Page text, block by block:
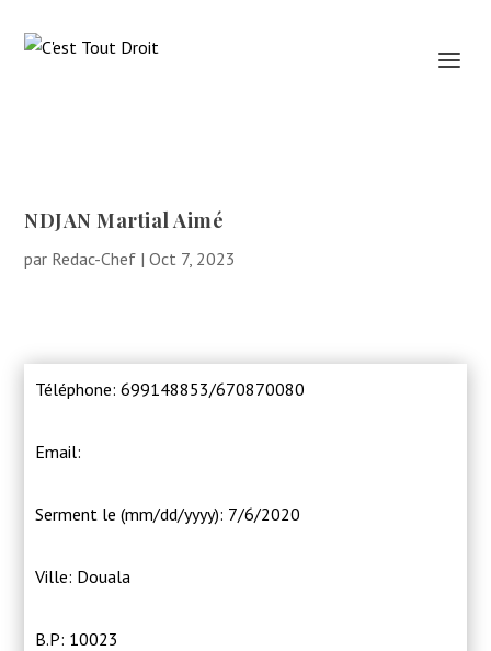
NDJAN Martial Aimé
par Redac-Chef |Oct 7, 2023
Téléphone: 699148853/670870080
Email:
Serment le (mm/dd/yyyy): 7/6/2020
Ville: Douala
B.P: 10023